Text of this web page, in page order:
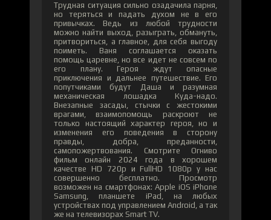
Трудная ситуация сильно озадачила парня,
но теряться и падать духом не в его
привычках. Ведь из любой трудности
можно найти выход, разыграть, обмануть,
притвориться, а главное, для себя выгоду
поиметь. Ваня соглашается оказать
помощь царевне, но все идет не совсем по
его плану. Героя ждут опасные
приключения и дальнее путешествие. Его
попутчиками будут Даша и разумная
механическая лошадка Куда-надо.
Внезапные засады, стычки с жестокими
врагами, взаимопомощь раскроют не
только настоящий характер героя, но и
изменения его поведения в сторону
правды, добра, преданности,
самопожертвования. Смотрите Огниво
фильм онлайн 2024 года в хорошем
качестве HD 720p и FullHD 1080p у нас
совершенно бесплатно. Просмотр
возможен на смартфонах: Apple iOS iPhone
Samsung, планшете iPad, на любых
устройствах под управлением Android, а так
же на телевизорах Smart TV.